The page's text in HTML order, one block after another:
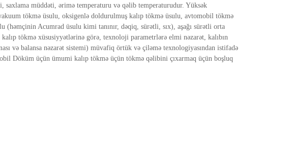
saxlama müddəti, ərimə temperaturu və qəlib temperaturudur. Yüksək
tökmə üsulu, oksigenlə doldurulmuş kalıp tökmə üsulu, avtomobil tökmə
Acumrad üsulu kimi tanınır, dəqiq, sürətli, sıx), aşağı sürətli orta
tökmə xüsusiyyətlərinə görə, texnoloji parametrlərə elmi nəzarət, kalıbın
və balansa nəzarət sistemi) müvafiq örtük və çiləmə texnologiyasından istifadə
Döküm üçün ümumi kalıp tökmə üçün tökmə qəlibini çıxarmaq üçün boşluq